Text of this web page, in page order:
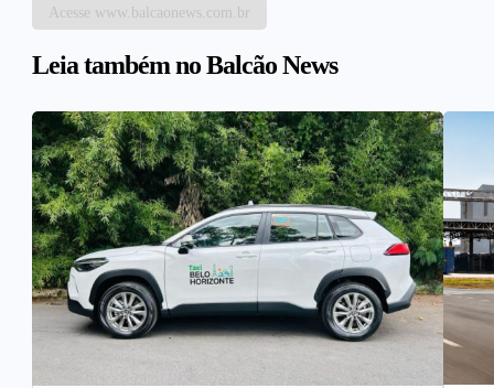
Acesse www.balcaonews.com.br
Leia também no Balcão News